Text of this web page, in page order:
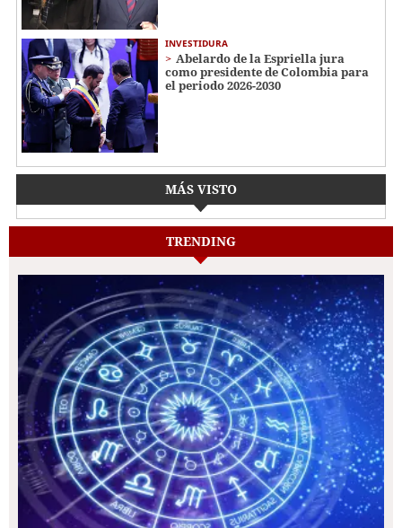
INVESTIDURA
Abelardo de la Espriella jura
como presidente de Colombia para
el periodo 2026-2030
MÁS VISTO
TRENDING